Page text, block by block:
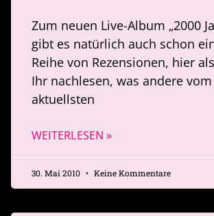
Zum neuen Live-Album „2000
gibt es natürlich auch schon
Reihe von Rezensionen, hier
Ihr nachlesen, was andere vom
aktuellsten
WEITERLESEN »
30. Mai 2010 Keine Kommentare